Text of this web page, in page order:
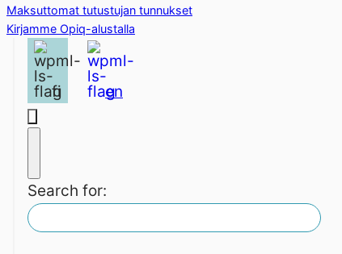
Maksuttomat tutustujan tunnukset
Kirjamme Opiq-alustalla
fi en
Search for: